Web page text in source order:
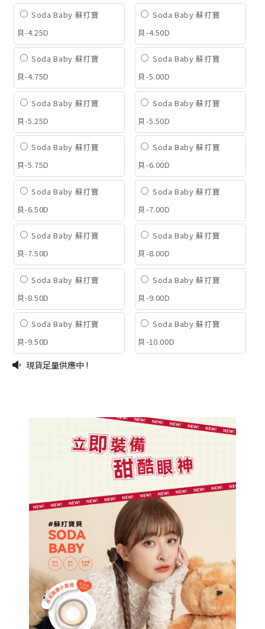
Soda Baby 蘇打寶
貝-4.25D
Soda Baby 蘇打寶
貝-4.50D
Soda Baby 蘇打寶
貝-4.75D
Soda Baby 蘇打寶
貝-5.00D
Soda Baby 蘇打寶
貝-5.25D
Soda Baby 蘇打寶
貝-5.50D
Soda Baby 蘇打寶
貝-5.75D
Soda Baby 蘇打寶
貝-6.00D
Soda Baby 蘇打寶
貝-6.50D
Soda Baby 蘇打寶
貝-7.00D
Soda Baby 蘇打寶
貝-7.50D
Soda Baby 蘇打寶
貝-8.00D
Soda Baby 蘇打寶
貝-8.50D
Soda Baby 蘇打寶
貝-9.00D
Soda Baby 蘇打寶
貝-9.50D
Soda Baby 蘇打寶
貝-10.00D
現貨足量供應中 !